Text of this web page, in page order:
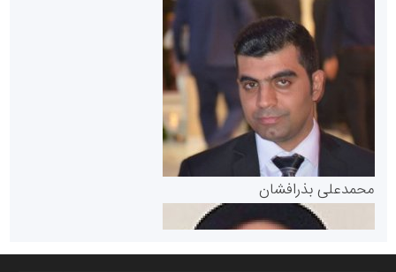
پایگاه خبری گفتمان یزد
سازمان بورس و اوراق بهادار
مرجع اخبار موثق در بازارسرمایه
محمدعلی بذرافشان